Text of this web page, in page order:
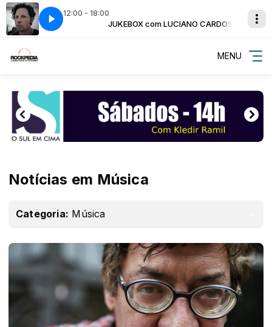
12:00 - 18:00
CARDOSO JUKEBOX com LUCIANO CARDOSO
way ward son kansas - Carry on my way ward son
MENU
Notícias em Música
Categoria: Música